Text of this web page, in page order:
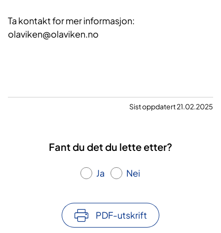
Ta kontakt for mer informasjon:
olaviken@olaviken.no
Sist oppdatert 21.02.2025
Fant du det du lette etter?
Ja Nei
PDF-utskrift